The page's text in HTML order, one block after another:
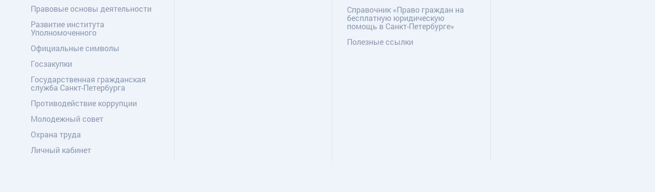
Правовые основы деятельности
Развитие института
Уполномоченного
Официальные символы
Госзакупки
Государственная гражданская
служба Санкт-Петербурга
Противодействие коррупции
Молодежный совет
Охрана труда
Личный кабинет
Справочник «Право граждан на
бесплатную юридическую
помощь в Санкт-Петербурге»
Полезные ссылки